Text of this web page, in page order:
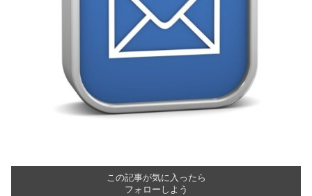
この記事が気に入ったら
フォローしよう